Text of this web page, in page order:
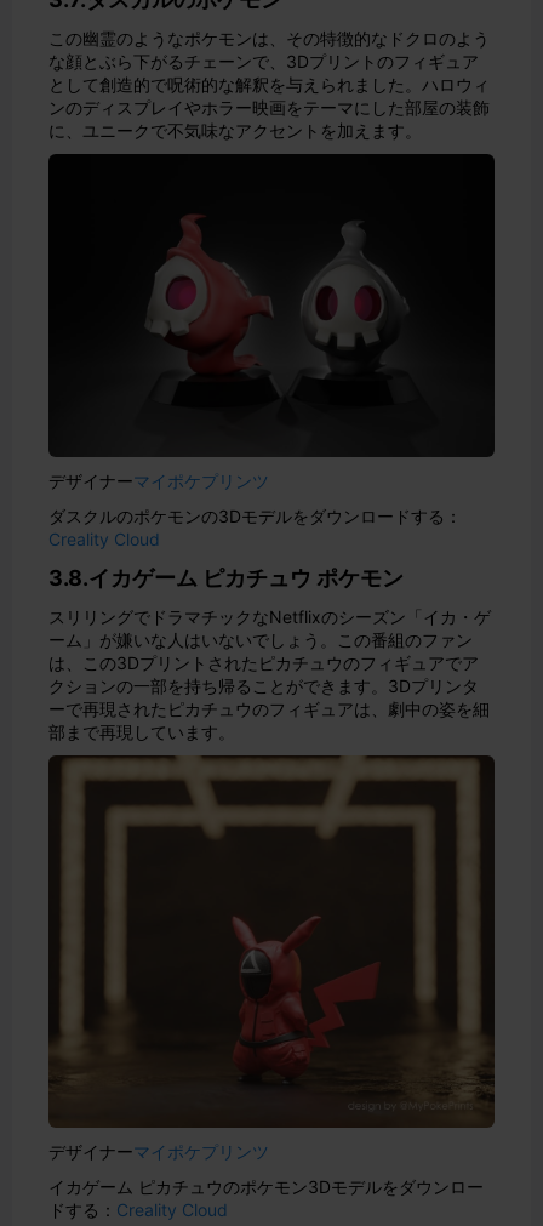
この幽霊のようなポケモンは、その特徴的なドクロのよう
な顔とぶら下がるチェーンで、3Dプリントのフィギュア
として創造的で呪術的な解釈を与えられました。ハロウィ
ンのディスプレイやホラー映画をテーマにした部屋の装飾
に、ユニークで不気味なアクセントを加えます。
デザイナーマイポケプリンツ
ダスクルのポケモンの3Dモデルをダウンロードする：
Creality Cloud
3.8.イカゲーム ピカチュウ ポケモン
スリリングでドラマチックなNetflixのシーズン「イカ・ゲ
ーム」が嫌いな人はいないでしょう。この番組のファン
は、この3Dプリントされたピカチュウのフィギュアでア
クションの一部を持ち帰ることができます。3Dプリンタ
ーで再現されたピカチュウのフィギュアは、劇中の姿を細
部まで再現しています。
デザイナーマイポケプリンツ
イカゲーム ピカチュウのポケモン3Dモデルをダウンロー
ドする： Creality Cloud